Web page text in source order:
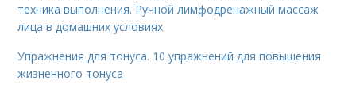
техника выполнения. Ручной лимфодренажный массаж
лица в домашних условиях
Упражнения для тонуса. 10 упражнений для повышения
жизненного тонуса